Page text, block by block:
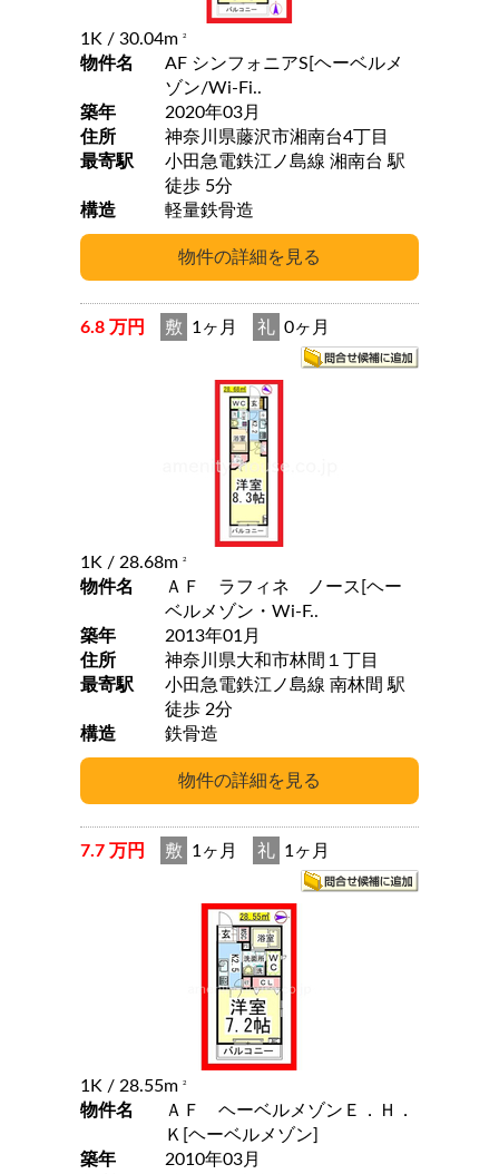
1K / 30.04m 2
物件名
AF シンフォニアS[ヘーベルメ
ゾン/Wi-Fi..
築年
2020年03月
住所
神奈川県藤沢市湘南台4丁目
最寄駅
小田急電鉄江ノ島線 湘南台 駅
徒歩 5分
構造
軽量鉄骨造
6.8 万円 敷 1ヶ月 礼 0ヶ月
1K / 28.68m 2
物件名
ＡＦ ラフィネ ノース[ヘー
ベルメゾン・Wi-F..
築年
2013年01月
住所
神奈川県大和市林間１丁目
最寄駅
小田急電鉄江ノ島線 南林間 駅
徒歩 2分
構造
鉄骨造
7.7 万円 敷 1ヶ月 礼 1ヶ月
1K / 28.55m 2
物件名
ＡＦ ヘーベルメゾンＥ．Ｈ．
Ｋ[ヘーベルメゾン]
築年
2010年03月